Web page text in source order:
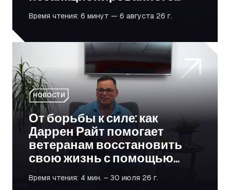
использования
Время чтения: 6 минут — 6 августа 26 г.
От борьбы к силе: как Даррен Райт помогает
НОВОСТИ
От борьбы к силе: как
Даррен Райт помогает
ветеранам восстановить
свою жизнь с помощью
логистики
Время чтения: 4 мин. – 30 июля 26 г.